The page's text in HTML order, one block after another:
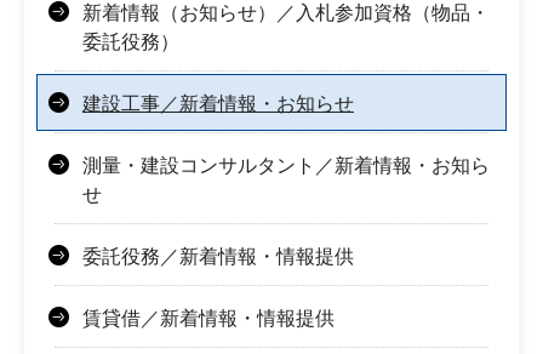
新着情報（お知らせ）／入札参加資格（物品・
委託役務）
建設工事／新着情報・お知らせ
測量・建設コンサルタント／新着情報・お知ら
せ
委託役務／新着情報・情報提供
賃貸借／新着情報・情報提供